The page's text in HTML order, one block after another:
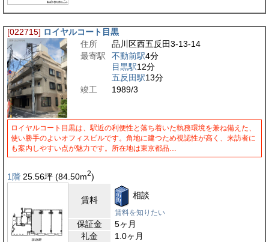
[022715] ロイヤルコート目黒
住所
品川区西五反田3-13-14
最寄駅
不動前駅4分
目黒駅12分
五反田駅13分
竣工
1989/3
ロイヤルコート目黒は、駅近の利便性と落ち着いた執務環境を兼ね備えた、
使い勝手のよいオフィスビルです。角地に建つため視認性が高く、来訪者に
も案内しやすい点が魅力です。所在地は東京都品…
1階 25.56坪 (84.50m2)
賃料 相談
賃料を知りたい
保証金
5ヶ月
礼金
1.0ヶ月